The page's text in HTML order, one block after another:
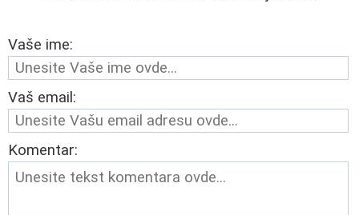
Vaše ime:
Vaš email:
Komentar: